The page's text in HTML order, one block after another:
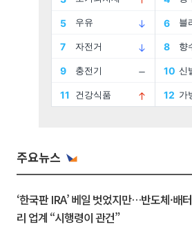
주요뉴스
‘한국판 IRA’ 베일 벗었지만…반도체·배터
리 업계 “시행령이 관건”